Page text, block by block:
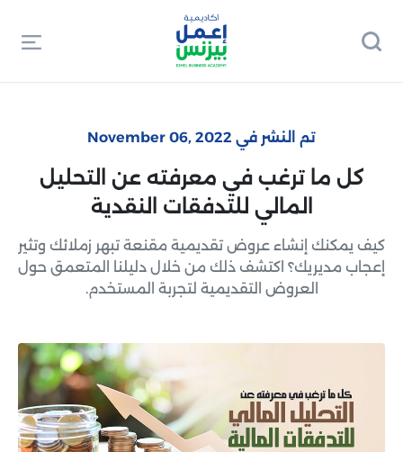
تم النشر في November 06, 2022
كل ما ترغب في معرفته عن التحليل
المالي للتدفقات النقدية
كيف يمكنك إنشاء عروض تقديمية مقنعة تبهر زملائك وتثير
إعجاب مديريك؟ اكتشف ذلك من خلال دليلنا المتعمق حول
العروض التقديمية لتجربة المستخدم.